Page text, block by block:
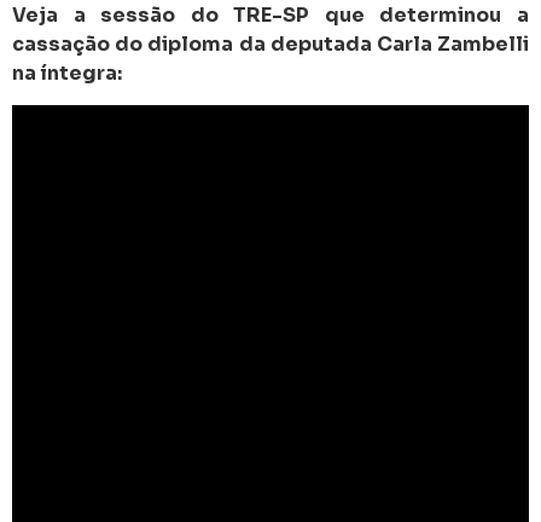
Veja a sessão do TRE-SP que determinou a
cassação do diploma da deputada Carla Zambelli
na íntegra: